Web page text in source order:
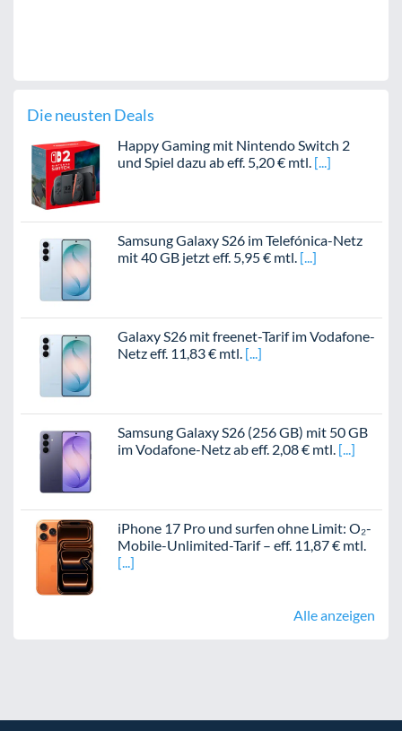
Die neusten Deals
Happy Gaming mit Nintendo Switch 2
und Spiel dazu ab eff. 5,20 € mtl.
Samsung Galaxy S26 im Telefónica-Netz
mit 40 GB jetzt eff. 5,95 € mtl.
Galaxy S26 mit freenet-Tarif im Vodafone-
Netz eff. 11,83 € mtl.
Samsung Galaxy S26 (256 GB) mit 50 GB
im Vodafone-Netz ab eff. 2,08 € mtl.
iPhone 17 Pro und surfen ohne Limit: O₂-
Mobile-Unlimited-Tarif – eff. 11,87 € mtl.
Alle anzeigen